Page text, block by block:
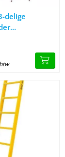
3-delige
delige
met
bomen